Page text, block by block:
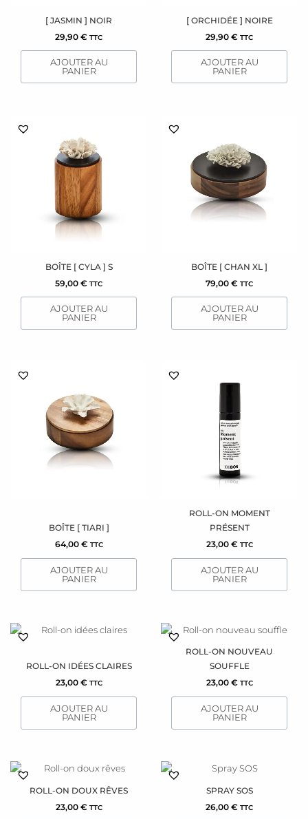
[ JASMIN ] NOIR
29,90 € TTC
AJOUTER AU
PANIER
[ ORCHIDÉE ] NOIRE
29,90 € TTC
AJOUTER AU
PANIER
BOÎTE [ CYLA ] S
59,00 € TTC
AJOUTER AU
PANIER
BOÎTE [ CHAN XL ]
79,00 € TTC
AJOUTER AU
PANIER
BOÎTE [ TIARI ]
64,00 € TTC
AJOUTER AU
PANIER
ROLL-ON MOMENT
PRÉSENT
23,00 € TTC
AJOUTER AU
PANIER
ROLL-ON IDÉES CLAIRES
23,00 € TTC
AJOUTER AU
PANIER
ROLL-ON NOUVEAU
SOUFFLE
23,00 € TTC
AJOUTER AU
PANIER
ROLL-ON DOUX RÊVES
23,00 € TTC
SPRAY SOS
26,00 € TTC